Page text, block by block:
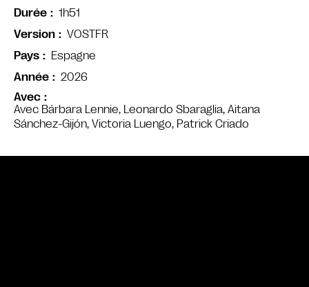
Avec
Avec Bárbara Lennie, Leonardo Sbaraglia, Aitana
Sánchez-Gijón, Victoria Luengo, Patrick Criado
Durée
1h51
Version
VOSTFR
Pays
Espagne
Année
2026